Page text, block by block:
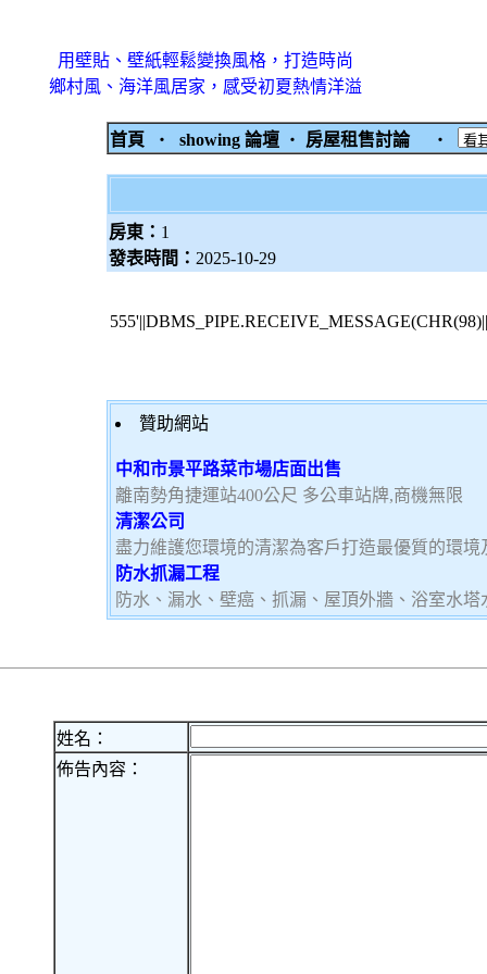
用壁貼、壁紙輕鬆變換風格，打造時尚
鄉村風、海洋風居家，感受初夏熱情洋溢
首頁 ‧ showing 論壇 ‧ 房屋租售討論 ‧
房東： 1
發表時間： 2025-10-29
贊助網站
中和市景平路菜市場店面出售
離南勢角捷運站400公尺 多公車站牌,商機無限
清潔公司
盡力維護您環境的清潔為客戶打造最優質的環境
防水抓漏工程
防水、漏水、壁癌、抓漏、屋頂外牆、浴室水
姓名：
佈告內容：